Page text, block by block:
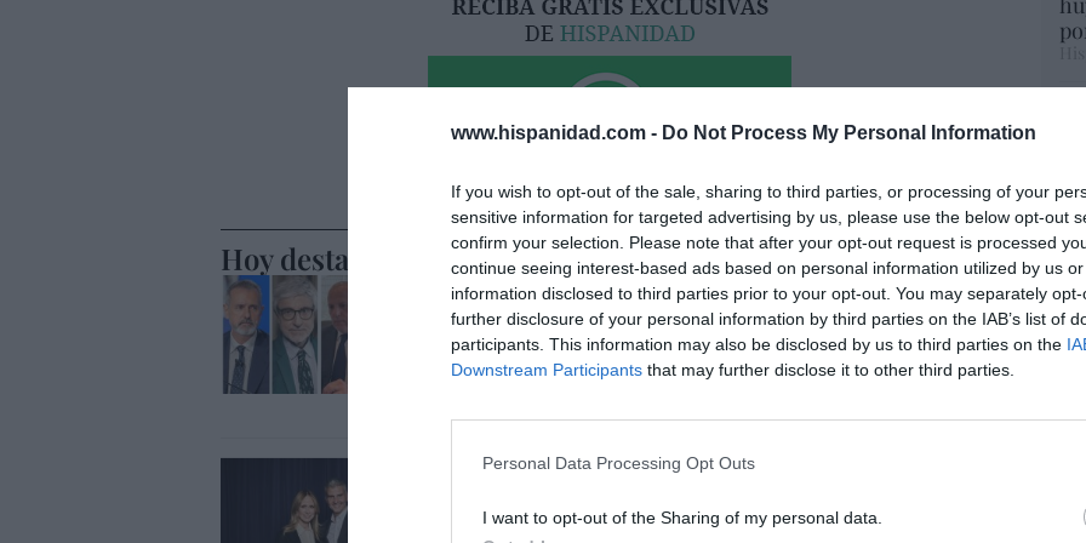
www.hispanidad.com - Do Not Process My Personal Information
If you wish to opt-out of the sale, sharing to third parties, or processing of your
sensitive information for targeted advertising by us, please use the below opt-out
confirm your selection. Please note that after your opt-out request is processed
continue seeing interest-based ads based on personal information utilized by us
information disclosed to third parties prior to your opt-out. You may separately
further disclosure of your personal information by third parties on the IAB’s list of
participants. This information may also be disclosed by us to third parties on the
Downstream Participants that may further disclose it to other third parties.
Personal Data Processing Opt Outs
I want to opt-out of the Sharing of my personal data.
Hoy destacamos
Telefónica. Situación límite: bronca en Reino
Unido, el riesgo de deuda en el alero... y Enrique
Goñi reivindica la Presidencia
ECONOMÍA
y hará más recompras